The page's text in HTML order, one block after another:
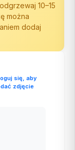
10–15
można
dodaj
się, aby
zdjęcie